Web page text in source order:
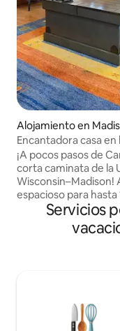
Alojamiento en
Encantadora casa
• Casa completa
¡A pocos pasos de
corta caminata de la
Wisconsin–Madison!
espacioso para
una distribución
habitaciones, cocina
espacios
Badgers, visitas
grupo. Tenga en
fines de semana de
Servicios